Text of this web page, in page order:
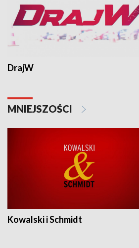
DrajW
MNIEJSZOŚCI
Kowalski i Schmidt